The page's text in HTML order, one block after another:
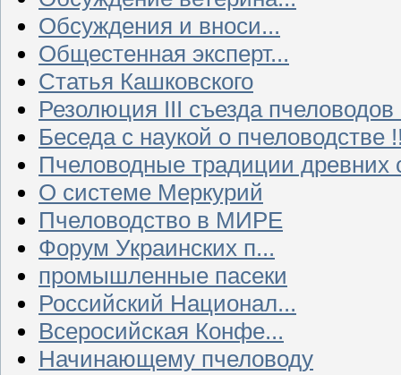
Обсуждения и вноси...
Общестенная эксперт...
Статья Кашковского
Резолюция III съезда
Беседа с наукой о пчеловодстве
Пчеловодные традиции древних
О системе Меркурий
Пчеловодство в МИРЕ
Форум Украинских п...
промышленные пасеки
Российский Национал...
Всеросийская Конфе...
Начинающему пчеловоду